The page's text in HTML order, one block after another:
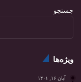
جستجو
ویژه‌ها
آبان ۱۶, ۱۴۰۱